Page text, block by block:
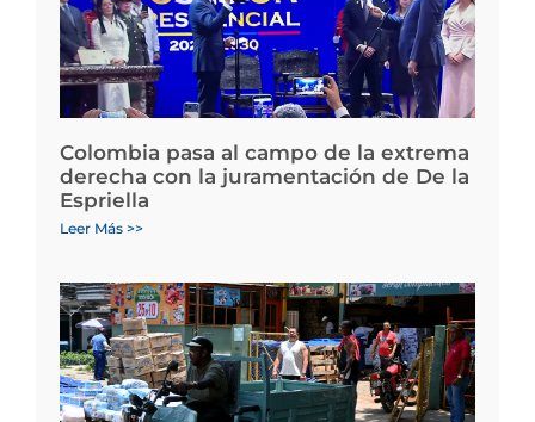
Colombia pasa al campo de la extrema
derecha con la juramentación de De la
Espriella
Leer Más >>